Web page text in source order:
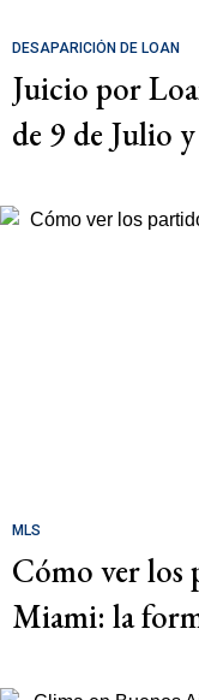
DESAPARICIÓN DE LOAN
Juicio por
de 9 de Julio
MLS
Cómo ver los
Miami: la